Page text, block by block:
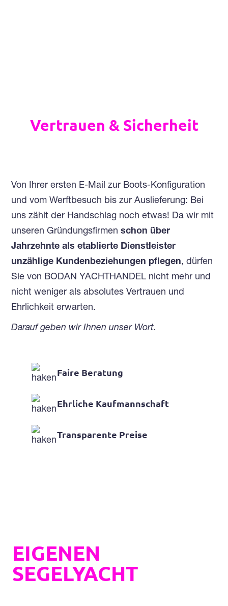
Vertrauen & Sicherheit
Von Ihrer ersten E-Mail zur Boots-Konfiguration
und vom Werftbesuch bis zur Auslieferung: Bei
uns zählt der Handschlag noch etwas! Da wir mit
unseren Gründungsfirmenschon über
Jahrzehnte als etablierte Dienstleister
unzählige Kundenbeziehungen pflegen, dürfen
Sie von BODAN YACHTHANDEL nicht mehr und
nicht weniger als absolutes Vertrauen und
Ehrlichkeit erwarten.
Darauf geben wir Ihnen unser Wort.
Faire Beratung
Ehrliche Kaufmannschaft
Transparente Preise
EIGENEN
SEGELYACHT